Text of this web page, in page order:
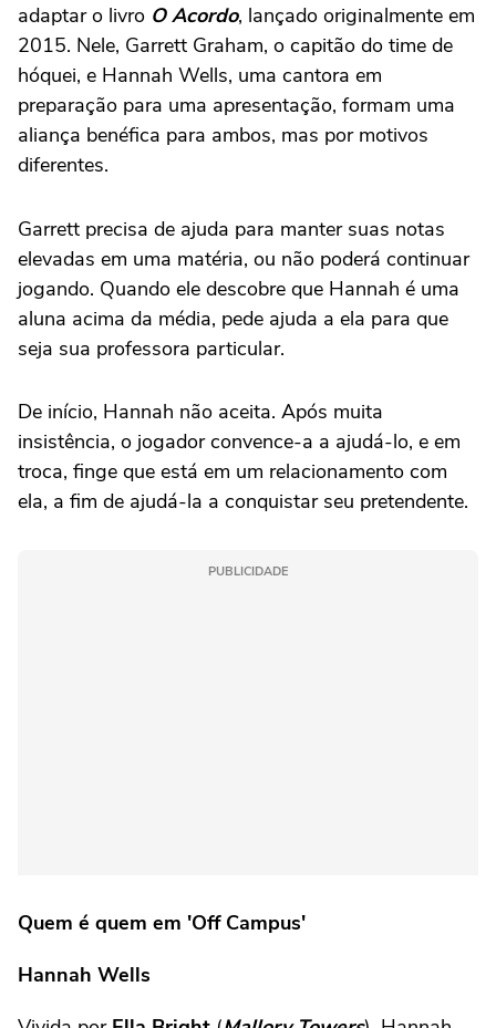
adaptar o livro O Acordo, lançado originalmente em
2015. Nele, Garrett Graham, o capitão do time de
hóquei, e Hannah Wells, uma cantora em
preparação para uma apresentação, formam uma
aliança benéfica para ambos, mas por motivos
diferentes.
Garrett precisa de ajuda para manter suas notas
elevadas em uma matéria, ou não poderá continuar
jogando. Quando ele descobre que Hannah é uma
aluna acima da média, pede ajuda a ela para que
seja sua professora particular.
De início, Hannah não aceita. Após muita
insistência, o jogador convence-a a ajudá-lo, e em
troca, finge que está em um relacionamento com
ela, a fim de ajudá-la a conquistar seu pretendente.
PUBLICIDADE
Quem é quem em 'Off Campus'
Hannah Wells